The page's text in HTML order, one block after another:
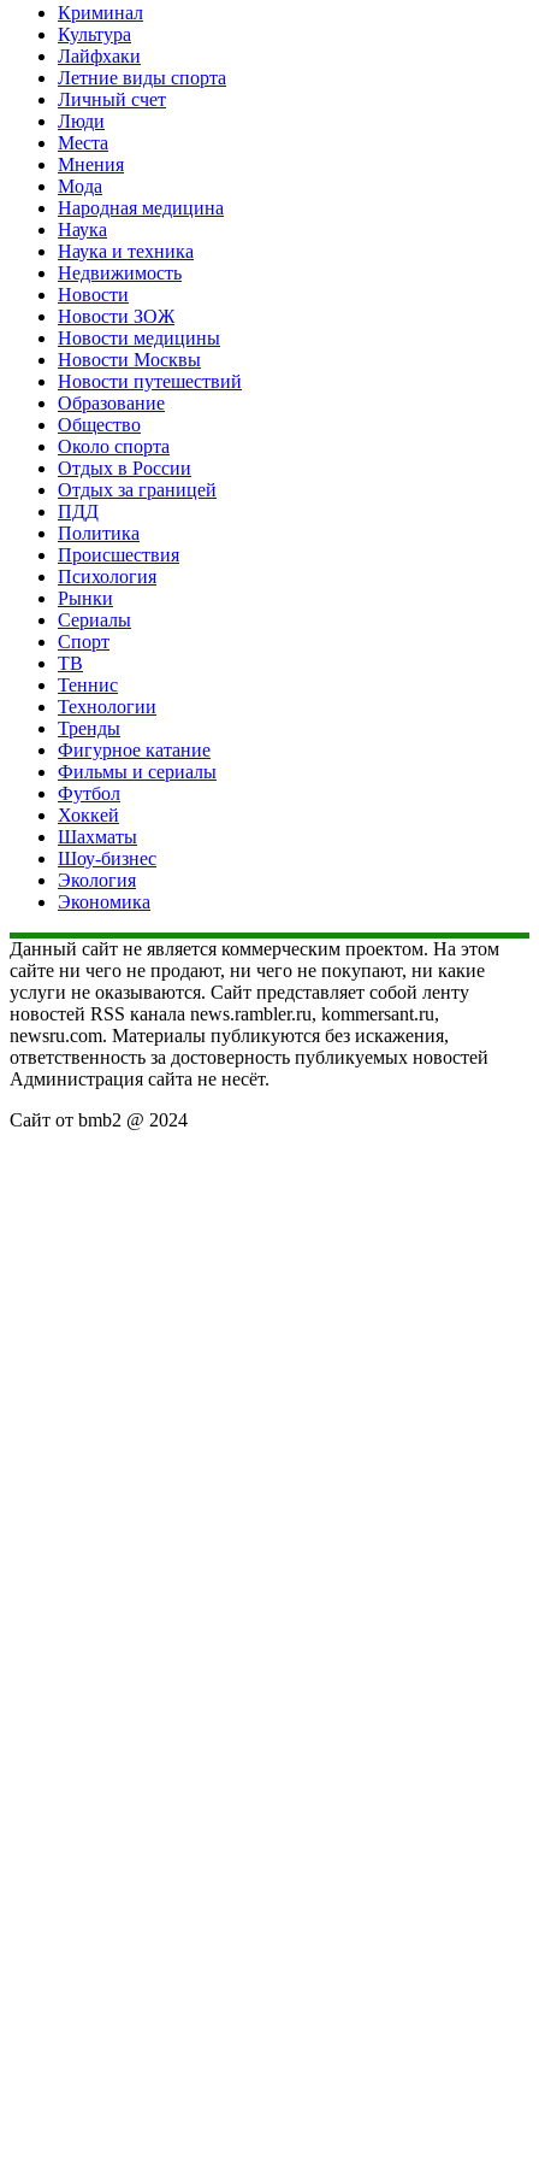
Криминал
Культура
Лайфхаки
Летние виды спорта
Личный счет
Люди
Места
Мнения
Мода
Народная медицина
Наука
Наука и техника
Недвижимость
Новости
Новости ЗОЖ
Новости медицины
Новости Москвы
Новости путешествий
Образование
Общество
Около спорта
Отдых в России
Отдых за границей
ПДД
Политика
Происшествия
Психология
Рынки
Сериалы
Спорт
ТВ
Теннис
Технологии
Тренды
Фигурное катание
Фильмы и сериалы
Футбол
Хоккей
Шахматы
Шоу-бизнес
Экология
Экономика
Данный сайт не является коммерческим проектом. На этом
сайте ни чего не продают, ни чего не покупают, ни какие
услуги не оказываются. Сайт представляет собой ленту
новостей RSS канала news.rambler.ru, kommersant.ru,
newsru.com. Материалы публикуются без искажения,
ответственность за достоверность публикуемых новостей
Администрация сайта не несёт.
Сайт от bmb2 @ 2024